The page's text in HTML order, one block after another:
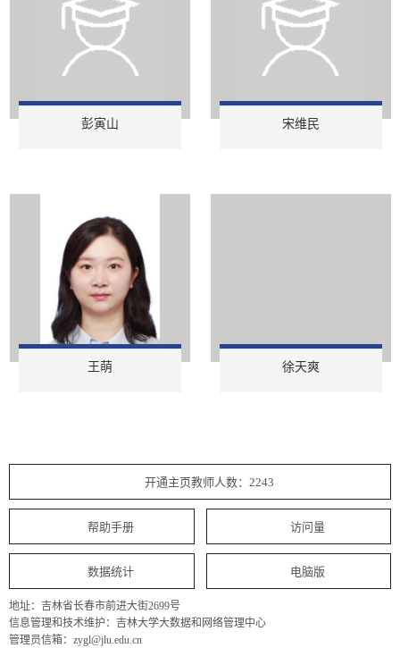
彭寅山 宋维民
王萌 徐天爽
开通主页教师人数：2243
帮助手册 访问量
数据统计 电脑版
地址：吉林省长春市前进大街2699号
信息管理和技术维护：吉林大学大数据和网络管理中心
管理员信箱：zygl@jlu.edu.cn